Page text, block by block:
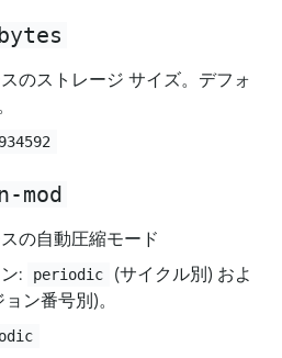
のストレージ サイズ。デフォ
mod
の自動圧縮モード
:
periodic
(サイクル別) およ
ン番号別)。